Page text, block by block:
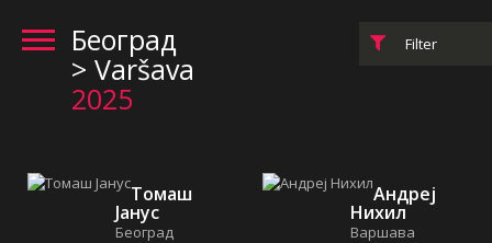
Београд
> Varšava
2025
Томаш
Јанус
Београд
Андреј
Нихил
Варшава
Filter